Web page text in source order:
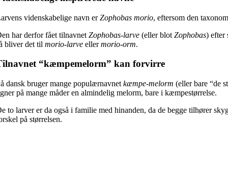
videnskabelige navn erZophobas morio, eftersom den
har derfor fået tilnavnet Zophobas-larve(eller blot Zophobas) efter
bliver det til morio-larveellermorio-orm.
“kæmpemelorm” kan forvirre
dansk bruger mange populærnavnet kæmpe-melorm (eller bare “de
på mange måder en almindelig melorm, bare i kæmpestørrelse.
to larver er da også i familie med hinanden, da de begge tilhører
på størrelsen.